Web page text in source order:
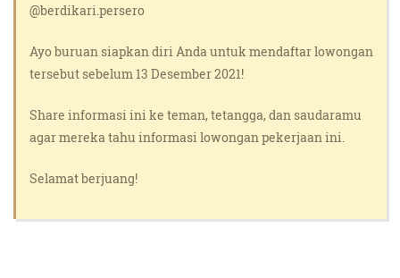
@berdikari.persero
Ayo buruan siapkan diri Anda untuk mendaftar lowongan
tersebut sebelum 13 Desember 2021!
Share informasi ini ke teman, tetangga, dan saudaramu
agar mereka tahu informasi lowongan pekerjaan ini.
Selamat berjuang!⁣